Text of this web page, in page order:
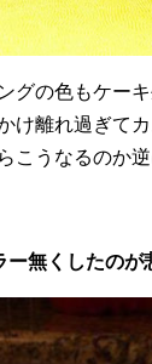
グの色もケー
け離れ過ぎて
こうなるのか逆
ー無くしたの